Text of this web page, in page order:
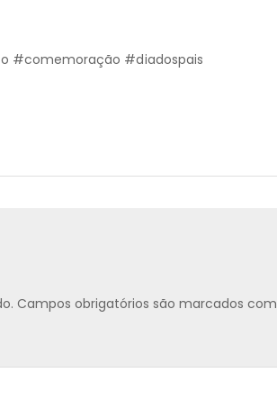
#comemoração #diadospais
Campos obrigatórios são marcados com